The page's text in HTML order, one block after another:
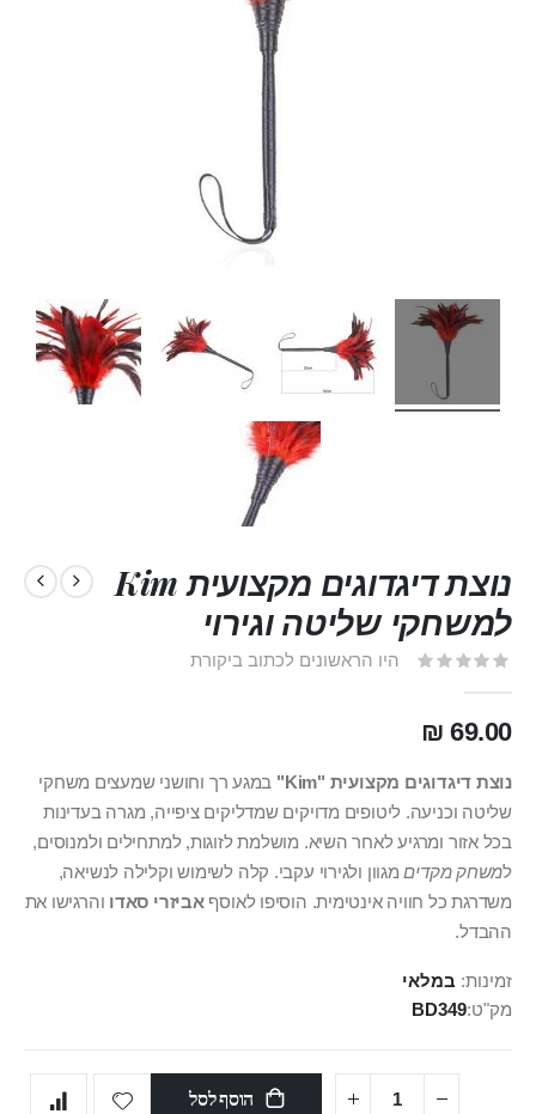
נוצת דיגדוגים מקצועית Kim
למשחקי שליטה וגירוי
היו הראשונים לכתוב ביקורת
69.00 ₪
נוצת דיגדוגים מקצועית "Kim"
במגע רך וחושני שמעצים משחקי
שליטה וכניעה. ליטופים מדויקים שמדליקים ציפייה, מגרה בעדינות
בכל אזור ומרגיע לאחר השיא. מושלמת לזוגות, למתחילים ולמנוסים,
למשחק מקדיםמגוון ולגירוי עקבי. קלה לשימוש וקלילה לנשיאה,
משדרגת כל חוויה אינטימית. הוסיפו לאוסףאביזרי סאדו והרגישו את
ההבדל.
זמינות: במלאי
מק"ט BD349
הוסף לסל